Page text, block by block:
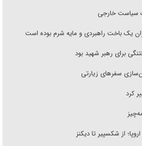
سیاست خارجی
یک باخت راهبردی و مایه شرم بوده است
برای رهبر شهید بود
سفر‌های زیارتی
کرد
از شکسپیر تا دیکنز